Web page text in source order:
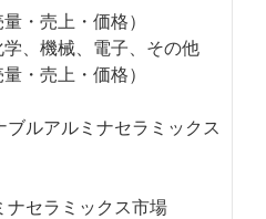
・売上・価格）
、機械、電子、その他
・売上・価格）
ルアルミナセラミックス
ナセラミックス市場